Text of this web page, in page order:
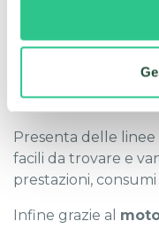
automatico,
traffico.
Presenta delle
facili da trovare e
prestazioni,
Infine grazie al